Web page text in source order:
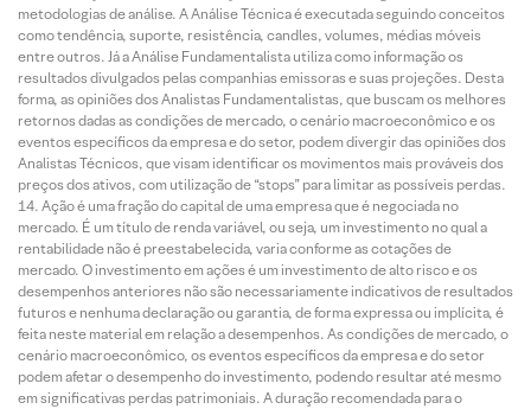
metodologias de análise. A Análise Técnica é executada seguindo conceitos
como tendência, suporte, resistência, candles, volumes, médias móveis
entre outros. Já a Análise Fundamentalista utiliza como informação os
resultados divulgados pelas companhias emissoras e suas projeções. Desta
forma, as opiniões dos Analistas Fundamentalistas, que buscam os melhores
retornos dadas as condições de mercado, o cenário macroeconômico e os
eventos específicos da empresa e do setor, podem divergir das opiniões dos
Analistas Técnicos, que visam identificar os movimentos mais prováveis dos
preços dos ativos, com utilização de “stops” para limitar as possíveis perdas.
Ação é uma fração do capital de uma empresa que é negociada no
mercado. É um título de renda variável, ou seja, um investimento no qual a
rentabilidade não é preestabelecida, varia conforme as cotações de
mercado. O investimento em ações é um investimento de alto risco e os
desempenhos anteriores não são necessariamente indicativos de resultados
futuros e nenhuma declaração ou garantia, de forma expressa ou implícita, é
feita neste material em relação a desempenhos. As condições de mercado, o
cenário macroeconômico, os eventos específicos da empresa e do setor
podem afetar o desempenho do investimento, podendo resultar até mesmo
em significativas perdas patrimoniais. A duração recomendada para o